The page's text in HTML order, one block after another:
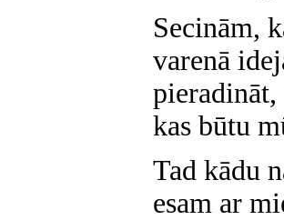
Secinām,
varenā
kas būtu
Tad kādu
esam ar